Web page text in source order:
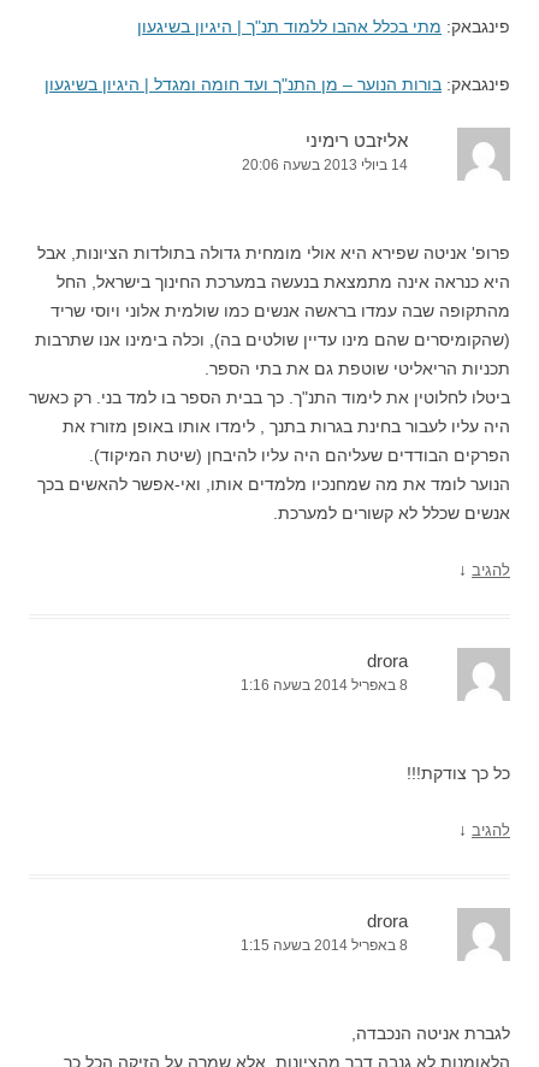
פינגבאק: מתי בכלל אהבו ללמוד תנ"ך | היגיון בשיגעון
פינגבאק: בורות הנוער – מן התנ"ך ועד חומה ומגדל | היגיון בשיגעון
אליזבט רימיני
14 ביולי 2013 בשעה 20:06
פרופ' אניטה שפירא היא אולי מומחית גדולה בתולדות הציונות, אבל
היא כנראה אינה מתמצאת בנעשה במערכת החינוך בישראל, החל
מהתקופה שבה עמדו בראשה אנשים כמו שולמית אלוני ויוסי שריד
(שהקומיסרים שהם מינו עדיין שולטים בה), וכלה בימינו אנו שתרבות
תכניות הריאליטי שוטפת גם את בתי הספר.
ביטלו לחלוטין את לימוד התנ"ך. כך בבית הספר בו למד בני. רק כאשר
היה עליו לעבור בחינת בגרות בתנך , לימדו אותו באופן מזורז את
הפרקים הבודדים שעליהם היה עליו להיבחן (שיטת המיקוד).
הנוער לומד את מה שמחנכיו מלמדים אותו, ואי-אפשר להאשים בכך
אנשים שכלל לא קשורים למערכת.
להגיב ↓
drora
8 באפריל 2014 בשעה 1:16
כל כך צודקת!!!
להגיב ↓
drora
8 באפריל 2014 בשעה 1:15
לגברת אניטה הנכבדה,
הלאומנות לא גנבה דבר מהציונות, אלא שמרה על הזיקה הכל כך